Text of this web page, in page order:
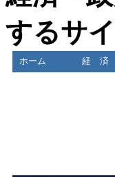
するサ
ホーム 経 済